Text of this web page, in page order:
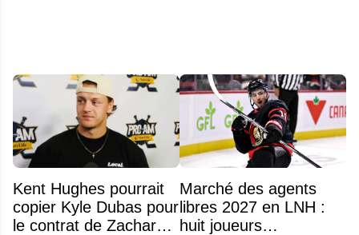
Kent Hughes pourrait
copier Kyle Dubas pour
le contrat de Zachary
Marché des agents
libres 2027 en LNH :
huit joueurs